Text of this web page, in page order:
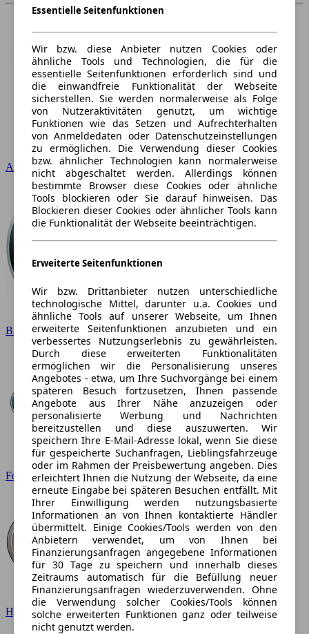
Audi
BMW
Ford
Hyundai
Essentielle Seitenfunktionen
Wir bzw. diese Anbieter nutzen Cookies oder
ähnliche Tools und Technologien, die für die
essentielle Seitenfunktionen erforderlich sind und
die einwandfreie Funktionalität der Webseite
sicherstellen. Sie werden normalerweise als Folge
von Nutzeraktivitäten genutzt, um wichtige
Funktionen wie das Setzen und Aufrechterhalten
von Anmeldedaten oder Datenschutzeinstellungen
zu ermöglichen. Die Verwendung dieser Cookies
bzw. ähnlicher Technologien kann normalerweise
nicht abgeschaltet werden. Allerdings können
bestimmte Browser diese Cookies oder ähnliche
Tools blockieren oder Sie darauf hinweisen. Das
Blockieren dieser Cookies oder ähnlicher Tools kann
die Funktionalität der Webseite beeinträchtigen.
Erweiterte Seitenfunktionen
Wir bzw. Drittanbieter nutzen unterschiedliche
technologische Mittel, darunter u.a. Cookies und
ähnliche Tools auf unserer Webseite, um Ihnen
erweiterte Seitenfunktionen anzubieten und ein
verbessertes Nutzungserlebnis zu gewährleisten.
Durch diese erweiterten Funktionalitäten
ermöglichen wir die Personalisierung unseres
Angebotes - etwa, um Ihre Suchvorgänge bei einem
späteren Besuch fortzusetzen, Ihnen passende
Angebote aus Ihrer Nähe anzuzeigen oder
personalisierte Werbung und Nachrichten
bereitzustellen und diese auszuwerten. Wir
speichern Ihre E-Mail-Adresse lokal, wenn Sie diese
für gespeicherte Suchanfragen, Lieblingsfahrzeuge
oder im Rahmen der Preisbewertung angeben. Dies
erleichtert Ihnen die Nutzung der Webseite, da eine
erneute Eingabe bei späteren Besuchen entfällt. Mit
Ihrer Einwilligung werden nutzungsbasierte
Informationen an von Ihnen kontaktierte Händler
übermittelt. Einige Cookies/Tools werden von den
Anbietern verwendet, um von Ihnen bei
Finanzierungsanfragen angegebene Informationen
für 30 Tage zu speichern und innerhalb dieses
Zeitraums automatisch für die Befüllung neuer
Finanzierungsanfragen wiederzuverwenden. Ohne
die Verwendung solcher Cookies/Tools können
solche erweiterten Funktionen ganz oder teilweise
nicht genutzt werden.